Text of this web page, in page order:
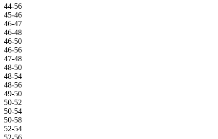
44-56
45-46
46-47
46-48
46-50
46-56
47-48
48-50
48-54
48-56
49-50
50-52
50-54
50-58
52-54
52-56